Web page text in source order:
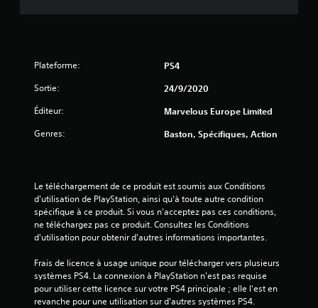
3
0
a
v
i
s
)
Plateforme: PS4
Sortie: 24/9/2020
Éditeur: Marvelous Europe Limited
Genres: Baston, Spécifiques, Action
Le téléchargement de ce produit est soumis aux Conditions
d'utilisation de PlayStation, ainsi qu'à toute autre condition
spécifique à ce produit. Si vous n'acceptez pas ces conditions,
ne téléchargez pas ce produit. Consultez les Conditions
d'utilisation pour obtenir d'autres informations importantes.
Frais de licence à usage unique pour télécharger vers plusieurs
systèmes PS4. La connexion à PlayStation n'est pas requise
pour utiliser cette licence sur votre PS4 principale ; elle l'est en
revanche pour une utilisation sur d'autres systèmes PS4.